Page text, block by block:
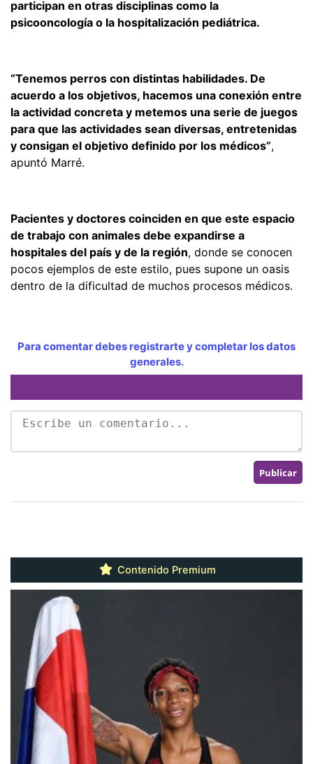
participan en otras disciplinas como la
psicooncología o la hospitalización pediátrica.
“Tenemos perros con distintas habilidades. De
acuerdo a los objetivos, hacemos una conexión entre
la actividad concreta y metemos una serie de juegos
para que las actividades sean diversas, entretenidas
y consigan el objetivo definido por los médicos”,
apuntó Marré.
Pacientes y doctores coinciden en que este espacio
de trabajo con animales debe expandirse a
hospitales del país y de la región, donde se conocen
pocos ejemplos de este estilo, pues supone un oasis
dentro de la dificultad de muchos procesos médicos.
Para comentar debes registrarte y completar los datos
generales.
Contenido Premium